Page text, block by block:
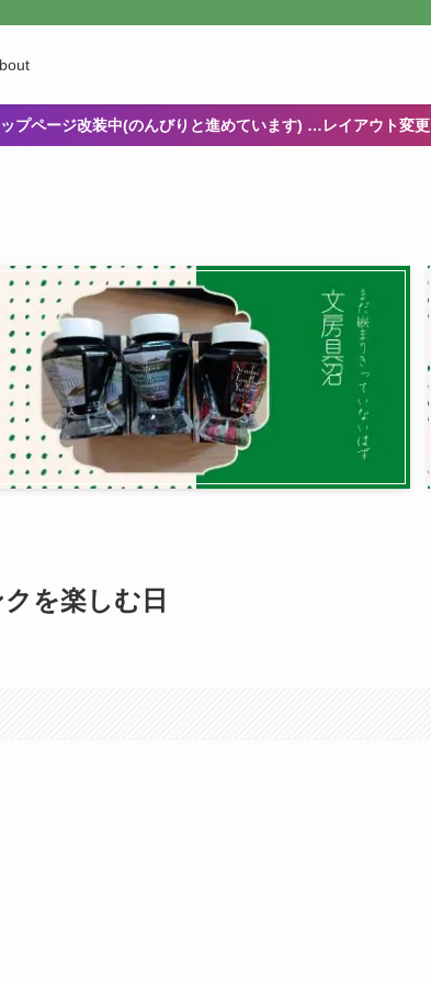
プページ改装中(のんびりと進めています) …レイアウト変更
を楽しむ日